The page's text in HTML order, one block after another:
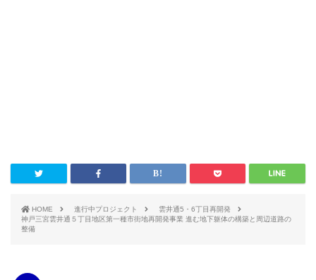
HOME 進行中プロジェクト
雲井通5・6丁目再開発
神戸三宮雲井通５丁目地区第一種市街地再開発事業 進む地下躯体の構築と周辺道路の
整備